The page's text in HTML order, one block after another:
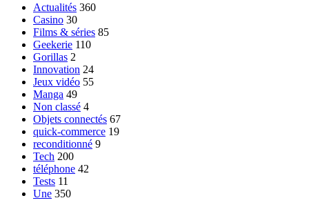
Actualités 360
Casino 30
Films & séries 85
Geekerie 110
Gorillas 2
Innovation 24
Jeux vidéo 55
Manga 49
Non classé 4
Objets connectés 67
quick-commerce 19
reconditionné 9
Tech 200
téléphone 42
Tests 11
Une 350